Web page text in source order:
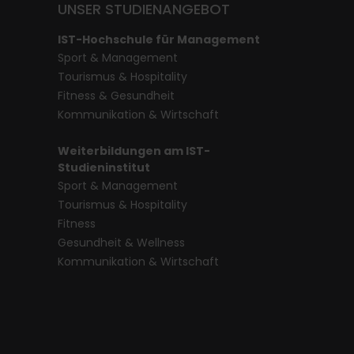
UNSER STUDIENANGEBOT
IST-Hochschule für Management
Sport & Management
Tourismus & Hospitality
Fitness & Gesundheit
Kommunikation & Wirtschaft
Weiterbildungen am IST-
Studieninstitut
Sport & Management
Tourismus & Hospitality
Fitness
Gesundheit & Wellness
Kommunikation & Wirtschaft